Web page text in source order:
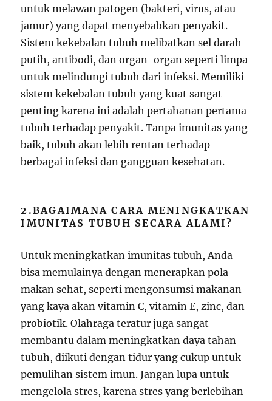
untuk melawan patogen (bakteri, virus, atau
jamur) yang dapat menyebabkan penyakit.
Sistem kekebalan tubuh melibatkan sel darah
putih, antibodi, dan organ-organ seperti limpa
untuk melindungi tubuh dari infeksi. Memiliki
sistem kekebalan tubuh yang kuat sangat
penting karena ini adalah pertahanan pertama
tubuh terhadap penyakit. Tanpa imunitas yang
baik, tubuh akan lebih rentan terhadap
berbagai infeksi dan gangguan kesehatan.
2.BAGAIMANA CARA MENINGKATKAN
IMUNITAS TUBUH SECARA ALAMI?
Untuk meningkatkan imunitas tubuh, Anda
bisa memulainya dengan menerapkan pola
makan sehat, seperti mengonsumsi makanan
yang kaya akan vitamin C, vitamin E, zinc, dan
probiotik. Olahraga teratur juga sangat
membantu dalam meningkatkan daya tahan
tubuh, diikuti dengan tidur yang cukup untuk
pemulihan sistem imun. Jangan lupa untuk
mengelola stres, karena stres yang berlebihan